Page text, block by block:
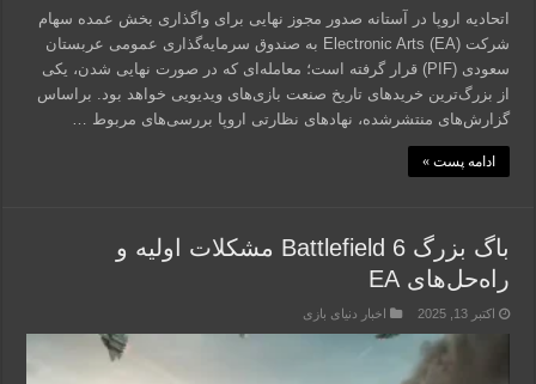
اتحادیه اروپا در آستانه صدور مجوز نهایی برای واگذاری بخش عمده سهام
شرکت Electronic Arts (EA) به صندوق سرمایه‌گذاری عمومی عربستان
سعودی (PIF) قرار گرفته است؛ معامله‌ای که در صورت نهایی شدن، یکی
از بزرگ‌ترین خریدهای تاریخ صنعت بازی‌های ویدیویی خواهد بود. براساس
گزارش‌های منتشرشده، نهادهای نظارتی اروپا بررسی‌های مربوط …
ادامه پست »
باگ بزرگ Battlefield 6 مشکلات اولیه و
راه‌حل‌های EA
اکتبر 13, 2025 اخبار دنیای بازی